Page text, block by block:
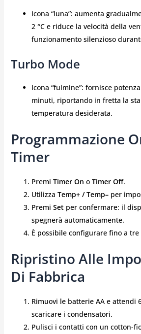
Icona “luna”: aumenta
2 °C e riduce la velocità della
funzionamento silenzioso
Turbo Mode
Icona “fulmine”: fornisce
minuti, riportando in fretta la
temperatura desiderata.
Programmazione
Timer
Premi Timer On o Timer Off.
Utilizza Temp+ / Temp–per
Premi Setper confermare: il
spegnerà automaticamente.
È possibile configurare fino a
Ripristino Alle
Di Fabbrica
Rimuovi le batterie AA e attendi
scaricare i condensatori.
Pulisci i contatti con un cotton-